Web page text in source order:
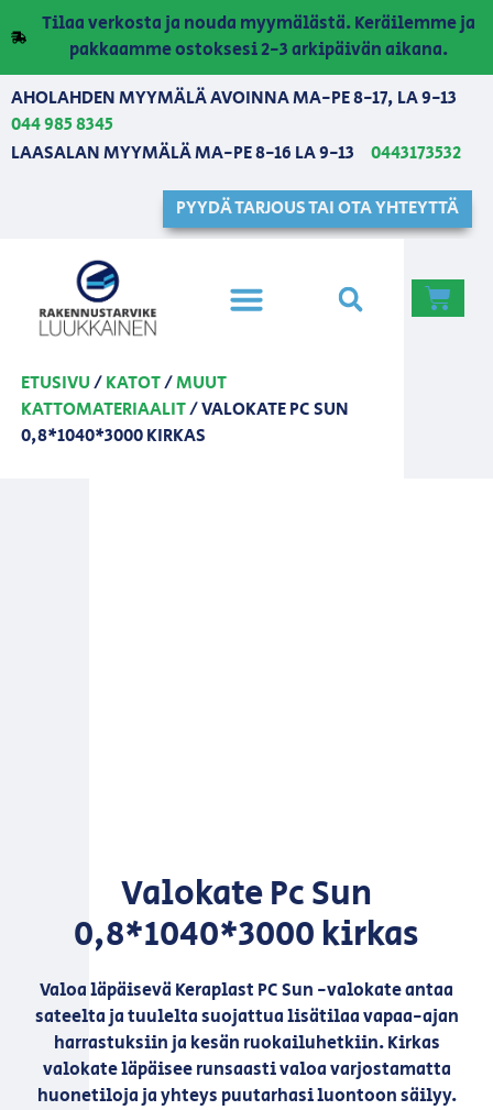
Tilaa verkosta ja nouda myymälästä. Keräilemme ja
pakkaamme ostoksesi 2-3 arkipäivän aikana.
AHOLAHDEN MYYMÄLÄ AVOINNA MA-PE 8-17, LA 9-13
044 985 8345
LAASALAN MYYMÄLÄ MA-PE 8-16 LA 9-13
0443173532
PYYDÄ TARJOUS TAI OTA YHTEYTTÄ
ETUSIVU/KATOT/MUUT
KATTOMATERIAALIT/ VALOKATE PC SUN
0,8*1040*3000 KIRKAS
Valokate Pc Sun
0,8*1040*3000 kirkas
Valoa läpäisevä Keraplast PC Sun -valokate antaa
sateelta ja tuulelta suojattua lisätilaa vapaa-ajan
harrastuksiin ja kesän ruokailuhetkiin. Kirkas
valokate läpäisee runsaasti valoa varjostamatta
huonetiloja ja yhteys puutarhasi luontoon säilyy.